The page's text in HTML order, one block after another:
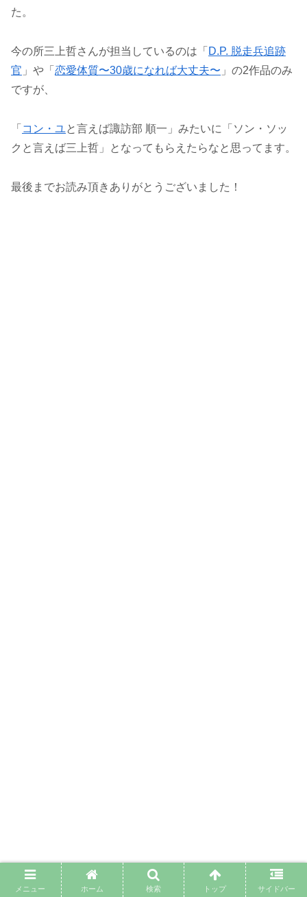
た。
今の所三上哲さんが担当しているのは「 D.P. 脱走兵追跡
官 」や「 恋愛体質〜30歳になれば大丈夫〜 」の2作品のみ
ですが、
「 コン・ユと言えば諏訪部 順一」みたいに「ソン・ソッ
クと言えば三上哲」となってもらえたらなと思ってます。
最後までお読み頂きありがとうございました！
メニュー ホーム 検索 トップ サイドバー